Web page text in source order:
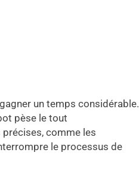
un temps considérable.
pèse le tout
comme les
le processus de